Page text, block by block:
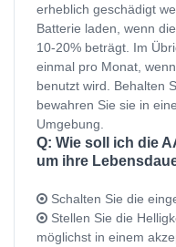
erheblich geschädigt
Batterie laden, wenn
10-20% beträgt. Im
einmal pro Monat,
benutzt wird. Behalten
bewahren Sie sie in
Umgebung.
Q: Wie soll ich die
um ihre
Schalten Sie die
Stellen Sie die
möglichst in einem